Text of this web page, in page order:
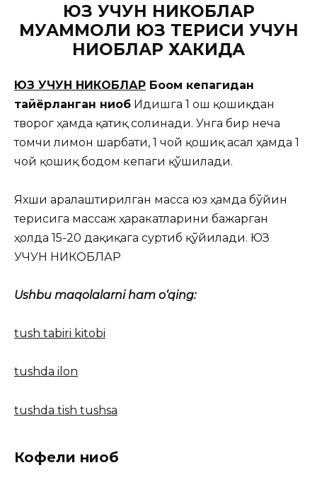
ЮЗ УЧУН НИКОБЛАР
МУАММОЛИ ЮЗ ТЕРИСИ УЧУН
НИҚОБЛАР ХАКИДА
ЮЗ УЧУН НИКОБЛАР Боқом кепагидан
тайёрланган ниқоб Идишга 1 ош қошиқдан
творог ҳамда қатиқ солинади. Унга бир неча
томчи лимон шарбати, 1 чой қошиқ асал ҳамда 1
чой қошиқ бодом кепаги қўшилади.
Яхши аралаштирилган масса юз ҳамда бўйин
терисига массаж ҳаракатларини бажарган
ҳолда 15-20 дақиқага суртиб қўйилади. ЮЗ
УЧУН НИКОБЛАР
Ushbu maqolalarni ham o‘qing:
tush tabiri kitobi
tushda ilon
tushda tish tushsa
Кофели ниқоб